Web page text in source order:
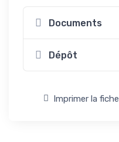
Documents
Dépôt
Imprimer la fiche